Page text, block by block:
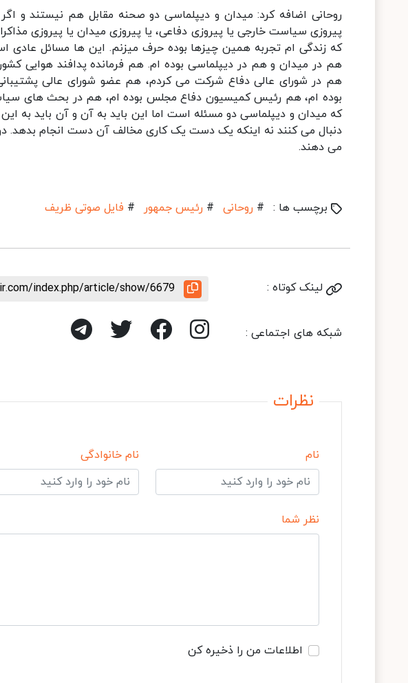
روحانی اضافه کرد: میدان و دیپلماسی دو صحنه مقابل هم نیستند و
پیروزی سیاست خارجی یا پیروزی دفاعی، یا پیروزی میدان یا پیروزی
که زندگی ام تجربه همین چیزها بوده حرف میزنم. این ها مسائل
هم در میدان و هم در دیپلماسی بوده ام. هم فرمانده پدافند هوایی
هم در شورای عالی دفاع شرکت می کردم، هم عضو شورای عالی
بوده ام، هم رئیس کمیسیون دفاع مجلس بوده ام، هم در بحث های
که میدان و دیپلماسی دو مسئله است اما این باید به آن و آن باید به
دنبال می کنند نه اینکه یک دست یک کاری مخالف آن دست انجام بدهد.
می دهند.
برچسب ها : # روحانی # رئیس جمهور # فایل صوتی ظریف
لینک کوتاه : index.php/article/show/6679
شبکه های اجتماعی :
نظرات
نام نام خانوادگی
نظر شما
اطلاعات من را ذخیره کن